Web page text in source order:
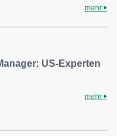
mehr
US-Experten
mehr